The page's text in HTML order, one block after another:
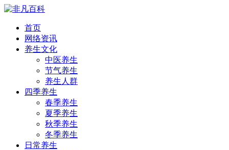
首页
网络资讯
养生文化
中医养生
节气养生
养生人群
四季养生
春季养生
夏季养生
秋季养生
冬季养生
日常养生